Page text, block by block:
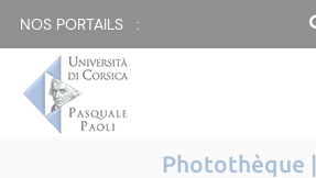
NOS PORTAILS :
Photothèque |